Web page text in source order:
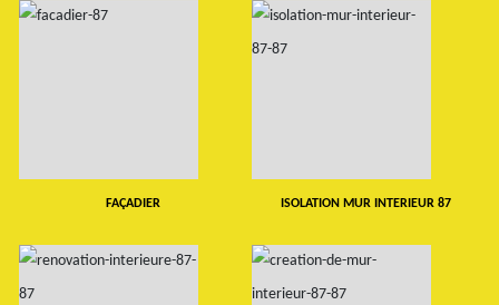
FAÇADIER ISOLATION MUR INTERIEUR 87